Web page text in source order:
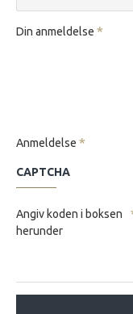
Din anmeldelse
Anmeldelse
CAPTCHA
Angiv koden i boksen
herunder